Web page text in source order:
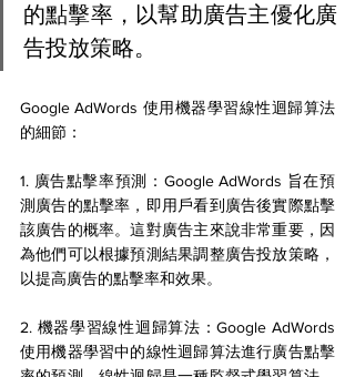
的點擊率，以幫助廣告主優化廣
告投放策略。
Google AdWords 使用機器學習線性迴歸算法
的細節：
1. 廣告點擊率預測：Google AdWords 旨在預
測廣告的點擊率，即用戶看到廣告後實際點擊
該廣告的概率。這對廣告主來說非常重要，因
為他們可以根據預測結果調整廣告投放策略，
以提高廣告的點擊率和效果。
2. 機器學習線性迴歸算法：Google AdWords
使用機器學習中的線性迴歸算法進行廣告點擊